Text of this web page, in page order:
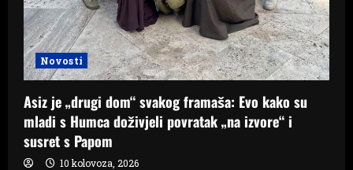
Novosti
Asiz je „drugi dom“ svakog framaša: Evo kako su
mladi s Humca doživjeli povratak „na izvore“ i
susret s Papom
10 kolovoza, 2026